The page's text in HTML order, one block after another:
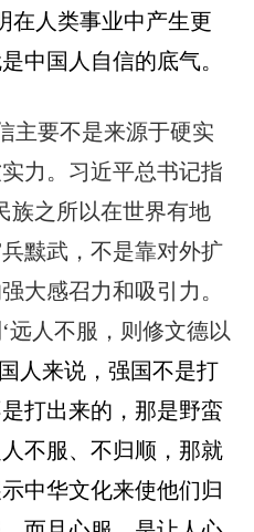
在人类事业中产生更
中国人自信的底气。
主要不是来源于硬实
力。习近平总书记指
族之所以在世界有地
黩武，不是靠对外扩
大感召力和吸引力。
远人不服，则修文德以
人来说，强国不是打
打出来的，那是野蛮
不服、不归顺，那就
中华文化来使他们归